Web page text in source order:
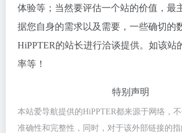
体验等；当然要评估一个站的价值，最
据您自身的需求以及需要，一些确切的
HiPPTER的站长进行洽谈提供。如该站
率等！
特别声明
本站爱导航提供的HiPPTER都来源于网络，
准确性和完整性，同时，对于该外部链接的